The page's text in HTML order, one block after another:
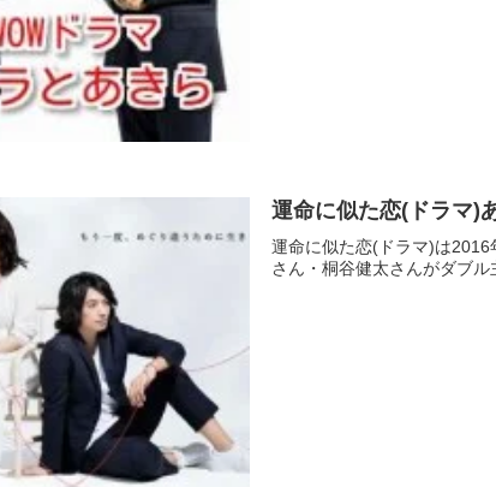
運命に似た恋(ドラマ)
運命に似た恋(ドラマ)は
さん・桐谷健太さんがダブ